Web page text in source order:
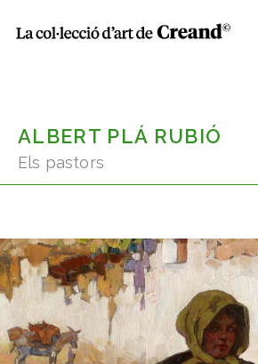
Menú
ALBERT PLÁ RUBIÓ
Els pastors